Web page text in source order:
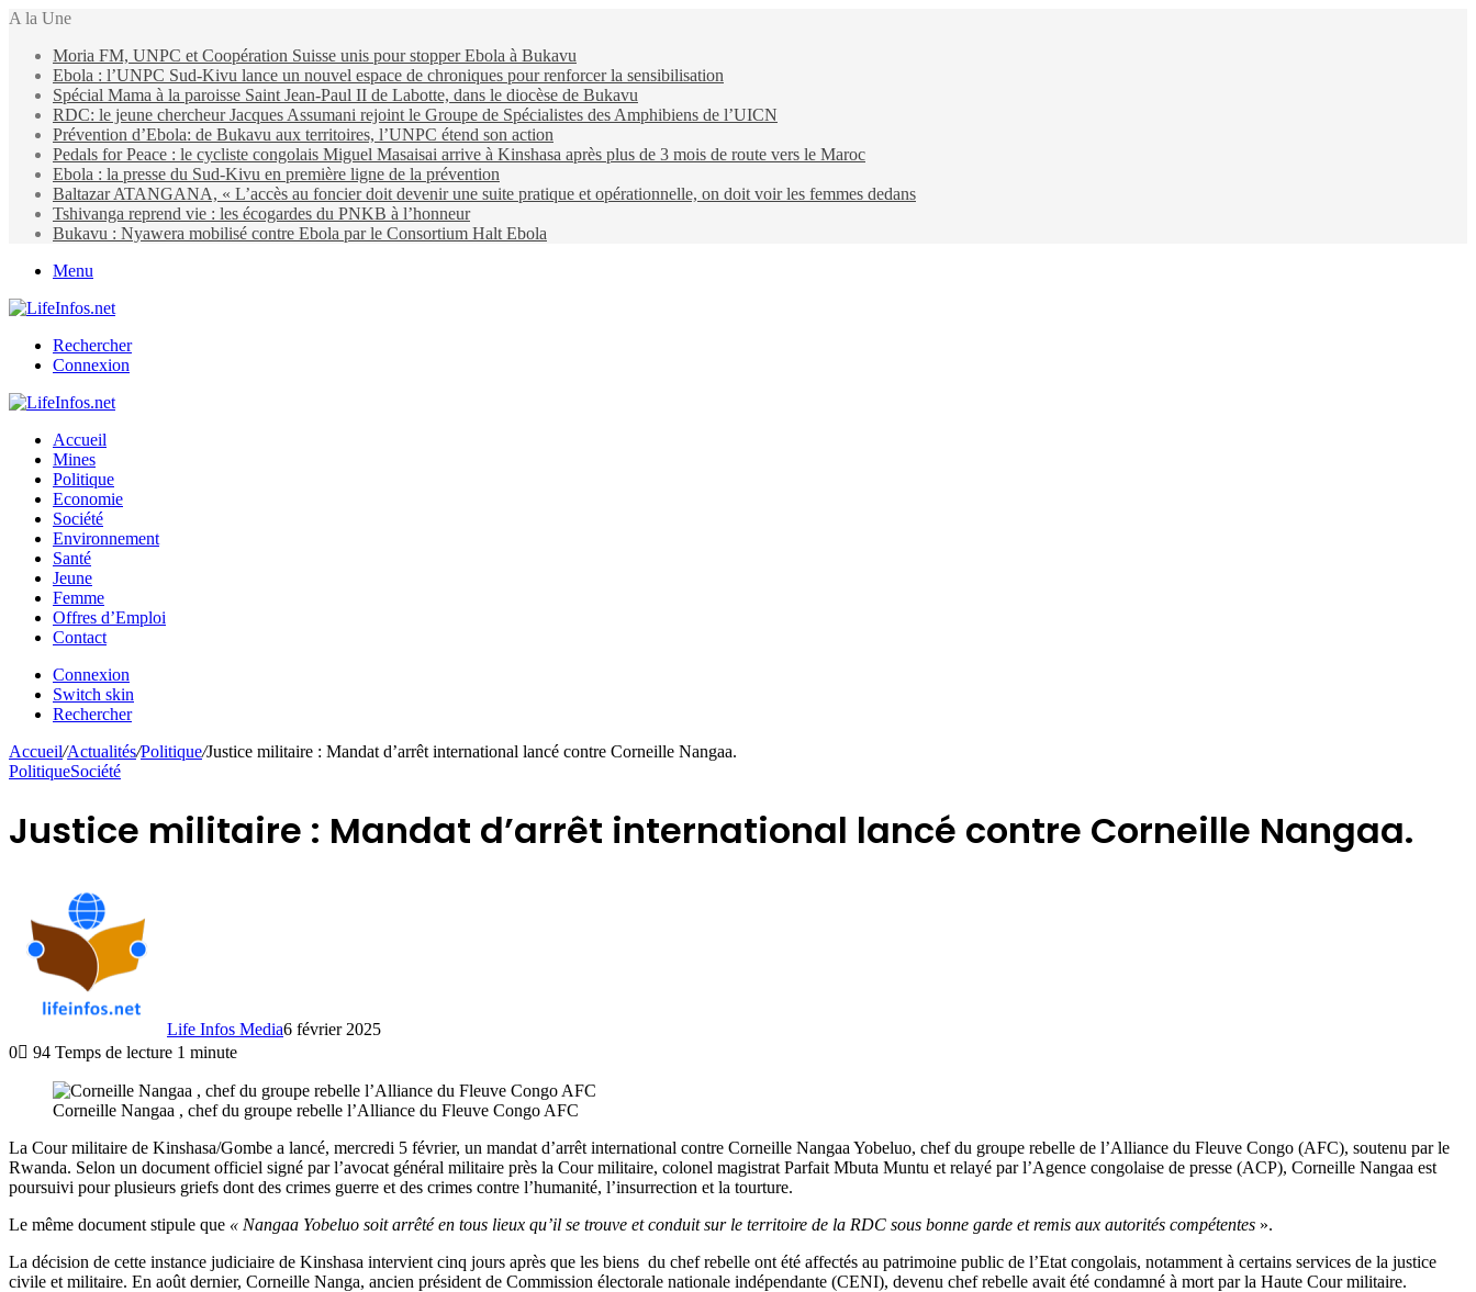
A la Une
Moria FM, UNPC et Coopération Suisse unis pour stopper Ebola à Bukavu
Ebola : l’UNPC Sud-Kivu lance un nouvel espace de chroniques pour renforcer la sensibilisation
Spécial Mama à la paroisse Saint Jean-Paul II de Labotte, dans le diocèse de Bukavu
RDC: le jeune chercheur Jacques Assumani rejoint le Groupe de Spécialistes des Amphibiens de l’UICN
Prévention d’Ebola: de Bukavu aux territoires, l’UNPC étend son action
Pedals for Peace : le cycliste congolais Miguel Masaisai arrive à Kinshasa après plus de 3 mois de route vers le Maroc
Ebola : la presse du Sud-Kivu en première ligne de la prévention
Baltazar ATANGANA, « L’accès au foncier doit devenir une suite pratique et opérationnelle, on doit voir les femmes dedans
Tshivanga reprend vie : les écogardes du PNKB à l’honneur
Bukavu : Nyawera mobilisé contre Ebola par le Consortium Halt Ebola
Menu
Rechercher
Connexion
Accueil
Mines
Politique
Economie
Société
Environnement
Santé
Jeune
Femme
Offres d’Emploi
Contact
Connexion
Switch skin
Rechercher
Accueil/Actualités/Politique/Justice militaire : Mandat d’arrêt international lancé contre Corneille Nangaa.
PolitiqueSociété
Justice militaire : Mandat d’arrêt international lancé contre Corneille Nangaa.
Life Infos Media6 février 2025
0
94 Temps de lecture 1 minute
Corneille Nangaa , chef du groupe rebelle l’Alliance du Fleuve Congo AFC
La Cour militaire de Kinshasa/Gombe a lancé, mercredi 5 février, un mandat d’arrêt international contre Corneille Nangaa Yobeluo, chef du groupe rebelle de l’Alliance du Fleuve Congo (AFC), soutenu par le
Rwanda. Selon un document officiel signé par l’avocat général militaire près la Cour militaire, colonel magistrat Parfait Mbuta Muntu et relayé par l’Agence congolaise de presse (ACP), Corneille Nangaa est
poursuivi pour plusieurs griefs dont des crimes guerre et des crimes contre l’humanité, l’insurrection et la tourture.
Le même document stipule que « Nangaa Yobeluo soit arrêté en tous lieux qu’il se trouve et conduit sur le territoire de la RDC sous bonne garde et remis aux autorités compétentes ».
La décision de cette instance judiciaire de Kinshasa intervient cinq jours après que les biens du chef rebelle ont été affectés au patrimoine public de l’Etat congolais, notamment à certains services de la justice
civile et militaire. En août dernier, Corneille Nanga, ancien président de Commission électorale nationale indépendante (CENI), devenu chef rebelle avait été condamné à mort par la Haute Cour militaire.